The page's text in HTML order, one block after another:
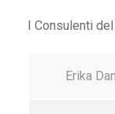
I Consulenti
Erika